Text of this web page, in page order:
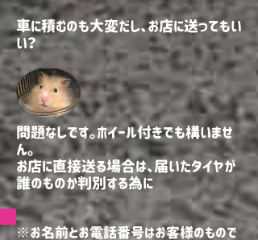
​車に積むのも大変だし、お店に送ってもい
い？
問題なしです。ホイール付きでも構いませ
ん。
お店に直接送る場合は、届いたタイヤが
誰のものか判別する為に
※お名前とお電話番号はお客様のもので